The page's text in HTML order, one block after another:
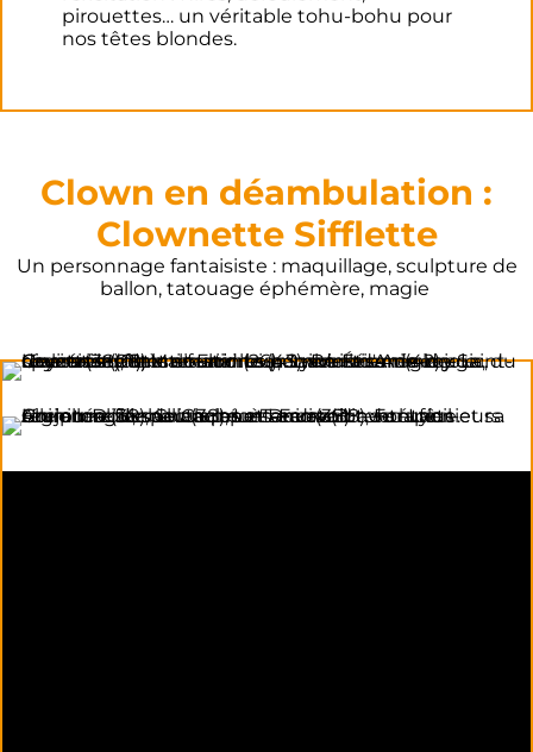
pirouettes… un véritable tohu-bohu pour
nos têtes blondes.
Clown en déambulation :
Clownette Sifflette
Un personnage fantaisiste : maquillage, sculpture de
ballon, tatouage éphémère, magie